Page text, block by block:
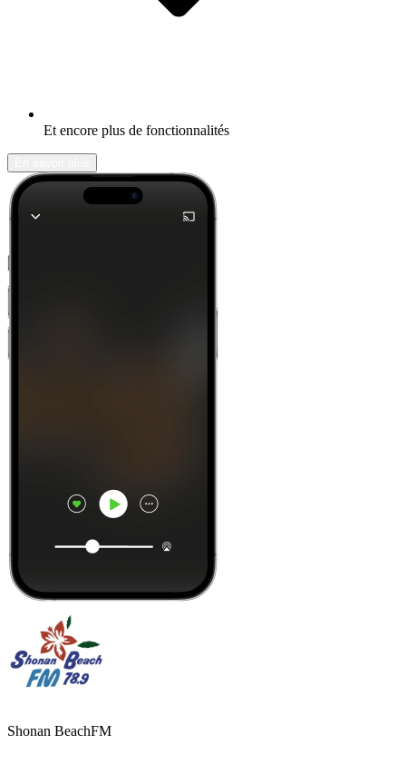
Et encore plus de fonctionnalités
Shonan BeachFM